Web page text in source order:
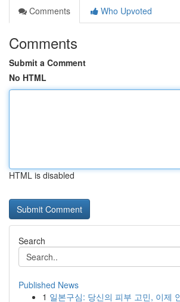
Comments
Who Upvoted
Comments
Submit a Comment
No HTML
HTML is disabled
Search
Published News
1 일본구심: 당신의 피부 고민, 이제